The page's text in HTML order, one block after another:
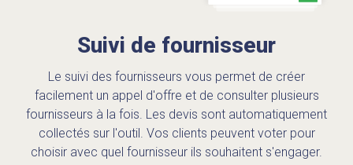
Suivi de fournisseur
Le suivi des fournisseurs vous permet de créer
facilement un appel d'offre et de consulter plusieurs
fournisseurs à la fois. Les devis sont automatiquement
collectés sur l'outil. Vos clients peuvent voter pour
choisir avec quel fournisseur ils souhaitent s'engager.